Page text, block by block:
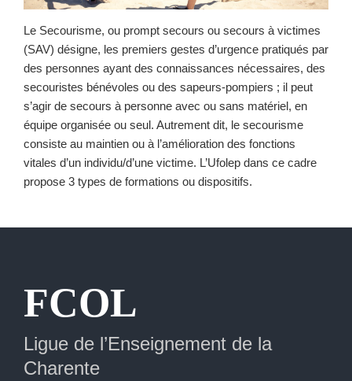
Le Secourisme, ou prompt secours ou secours à victimes
(SAV) désigne, les premiers gestes d’urgence pratiqués par
des personnes ayant des connaissances nécessaires, des
secouristes bénévoles ou des sapeurs-pompiers ; il peut
s’agir de secours à personne avec ou sans matériel, en
équipe organisée ou seul. Autrement dit, le secourisme
consiste au maintien ou à l’amélioration des fonctions
vitales d’un individu/d’une victime. L’Ufolep dans ce cadre
propose 3 types de formations ou dispositifs.
FCOL
Ligue de l’Enseignement de la
Charente